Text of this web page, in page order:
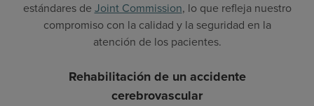
estándares de Joint Commission, lo que refleja nuestro
compromiso con la calidad y la seguridad en la
atención de los pacientes.
Rehabilitación de un accidente
cerebrovascular